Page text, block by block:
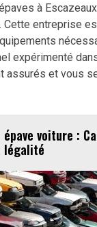
à
Cette entreprise
expérimenté dans
assurés et vous
épave voiture :
légalité